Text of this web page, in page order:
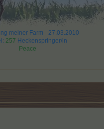
meiner Farm - 27.03.2010
257 Heckenspringer/in
Peace